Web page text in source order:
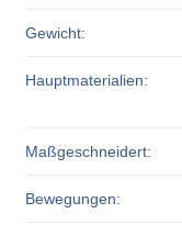
Gewicht:
Hauptmaterialien:
Maßgeschneidert:
Bewegungen: